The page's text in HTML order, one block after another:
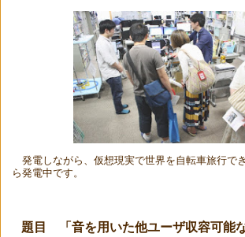
発電しながら、仮想現実で世界を自転車旅行で
ら発電中です。
題目 「音を用いた他ユーザ収容可能